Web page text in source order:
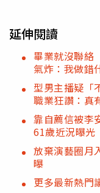
延伸閱讀
畢業就沒聯絡
氣炸：我做錯
型男主播疑「
職業狂讚：真
靠自薦信被李
61歲近況曝光
放棄演藝圈月
曝
更多最新熱門